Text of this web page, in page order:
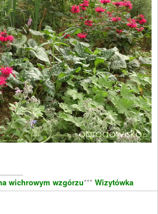
wichrowym wzgórzu*** Wizytówka